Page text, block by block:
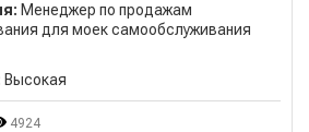
Менеджер по продажам
для моек самообслуживания
Высокая
4924